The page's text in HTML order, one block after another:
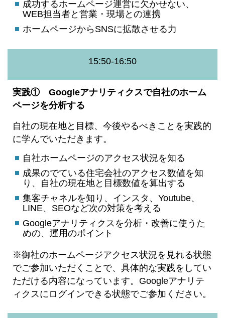
成功するホームページ運営に欠かせない、
WEB担当者と営業・現場との連携
ホームページからSNSに拡散させる力
15:50-16:50
実践① Googleアナリティクスで自社のホーム
ページを分析する
自社の現在地と目標、今後やるべきことを実践的
に学んでいただきます。
自社ホームページのアクセス状況を知る
成果のでている住宅会社のアクセス数値を知
り、自社の現在地と目標数値を算出する
集客チャネルを知り、インスタ、Youtube、
LINE、SEOなど次の対策を考える
Googleアナリティクスを分析・改善に使うた
めの、運用のポイント
※御社のホームページアクセス状況を見れる状態
でご参加いただくことで、具体的な実践をしてい
ただける内容になっています。Googleアナリテ
ィクスにログインできる状態でご参加ください。